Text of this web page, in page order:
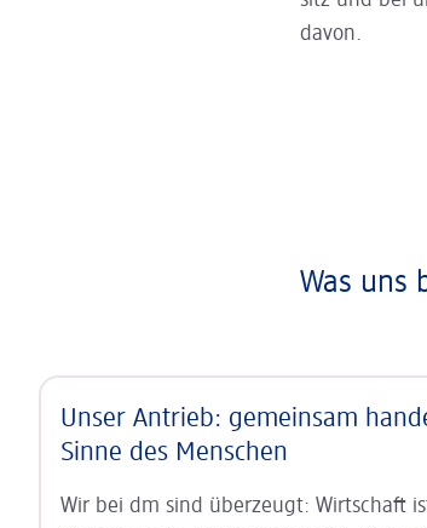
davon.
Was uns
Unser Antrieb: gemeinsam
Sinne des Menschen
Wir bei dm sind überzeugt: Wirtschaft